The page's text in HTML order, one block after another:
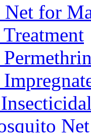
Net for
Net